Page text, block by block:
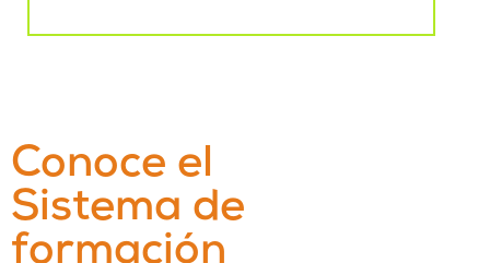
Conoce el
Sistema de